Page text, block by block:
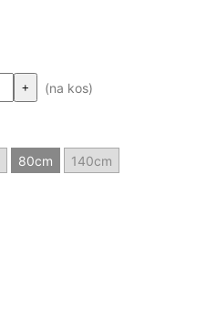
+ (na kos)
80cm 140cm